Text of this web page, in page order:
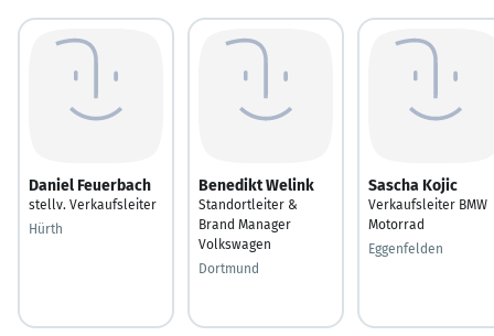
Daniel Feuerbach
stellv. Verkaufsleiter
Hürth
Benedikt Welink
Standortleiter &
Brand Manager
Volkswagen
Dortmund
Sascha Kojic
Verkaufsleiter BMW
Motorrad
Eggenfelden